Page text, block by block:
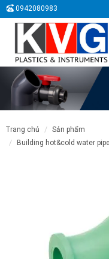
0942080983
trang chủ
sản phẩm
building hot&cold water